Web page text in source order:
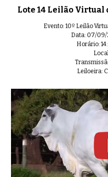
Lote 14 Leilão Virtual
Evento: 10º Leilão
Data: 07/09/
Horário:
Leiloeira: